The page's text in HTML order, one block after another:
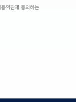
약관에 동의하는